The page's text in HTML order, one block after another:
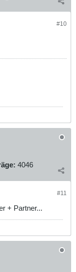
#10
4046
#11
+ Partner...